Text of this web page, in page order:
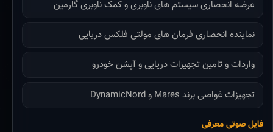
عرضه انحصاری سیستم های ناوبری و کمک ناوبری گارمین
نماینده انحصاری فرمان های مولتی فلکس دریایی
واردات و تامین تجهیزات دریایی و آپشن خودرو
تجهیزات غواصی برند Mares و DynamicNord
فایل صوتی معرفی